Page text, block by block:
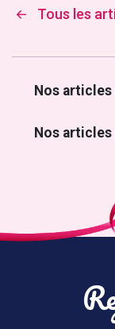
Tous les
Nos
Nos articles